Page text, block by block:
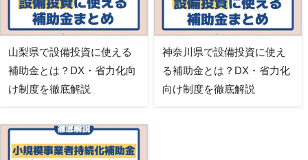
山梨県で設備投資に使える
補助金とは？DX・省力化向
け制度を徹底解説
神奈川県で設備投資に使え
る補助金とは？DX・省力化
向け制度を徹底解説